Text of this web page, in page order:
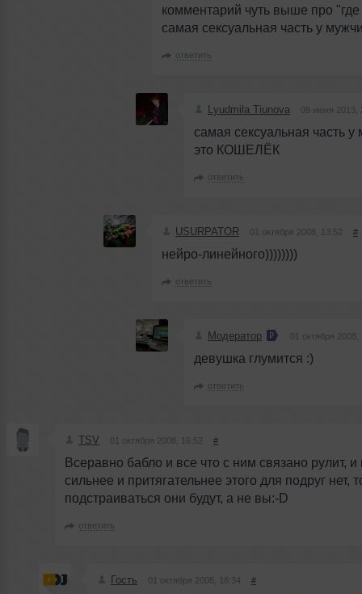
комментарий чуть выше про "где
самая сексуальная часть у
ответить
Lyudmila Tiunova 09 июня 2013,
самая сексуальная часть
это КОШЕЛЁК
ответить
USURPATOR 01 октября 2008, 13:52 #
нейро-линейного))))))))
ответить
Модератор 01 октября 2008,
девушка глумится :)
ответить
TSV 01 октября 2008, 16:52 #
Всеравно бабло и все что с ним связано рулит, и
сильнее и притягательнее этого для подруг нет,
подстраиваться они будут, а не вы:-D
ответить
Гость 01 октября 2008, 18:34 #